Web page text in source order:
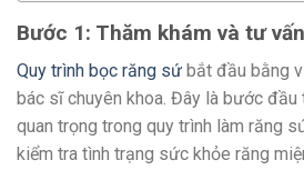
Bước 1: Thăm khám và tư vấn
Quy trình bọc răng sứ bắt đầu bằng
bác sĩ chuyên khoa. Đây là bước
quan trọng trong quy trình làm răng
kiểm tra tình trạng sức khỏe răng